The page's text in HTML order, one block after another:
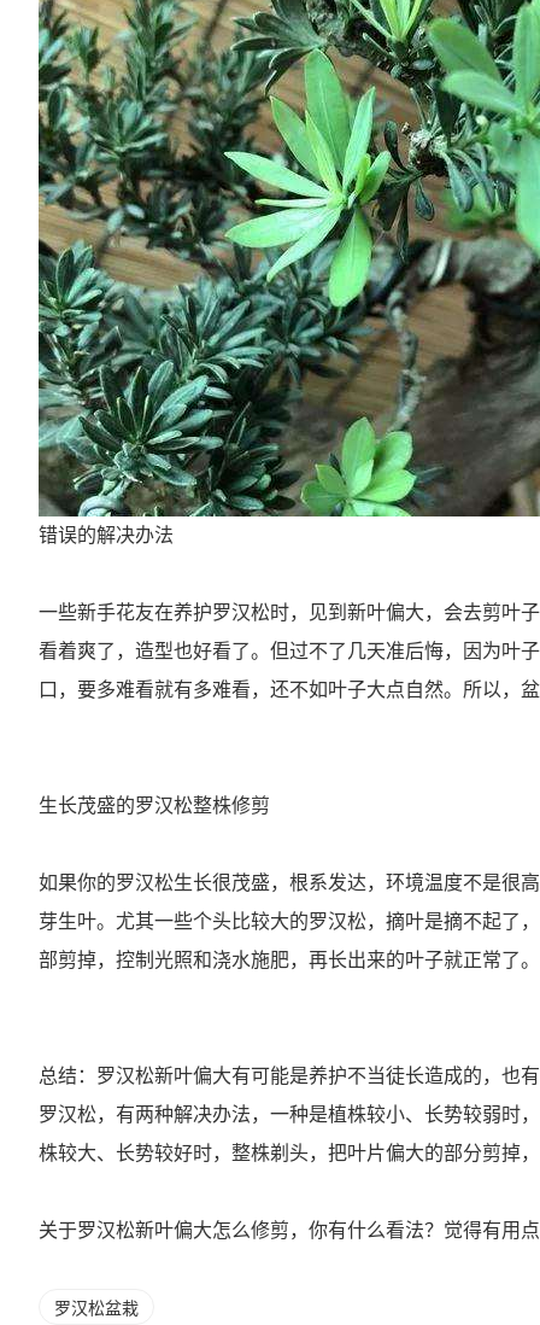
错误的解决办法
一些新手花友在养护罗汉松时，见到新叶偏大，会去剪叶
看着爽了，造型也好看了。但过不了几天准后悔，因为叶
口，要多难看就有多难看，还不如叶子大点自然。所以，
生长茂盛的罗汉松整株修剪
如果你的罗汉松生长很茂盛，根系发达，环境温度不是很
芽生叶。尤其一些个头比较大的罗汉松，摘叶是摘不起了
部剪掉，控制光照和浇水施肥，再长出来的叶子就正常了。
总结：罗汉松新叶偏大有可能是养护不当徒长造成的，也
罗汉松，有两种解决办法，一种是植株较小、长势较弱时
株较大、长势较好时，整株剃头，把叶片偏大的部分剪掉
关于罗汉松新叶偏大怎么修剪，你有什么看法？觉得有用
罗汉松盆栽